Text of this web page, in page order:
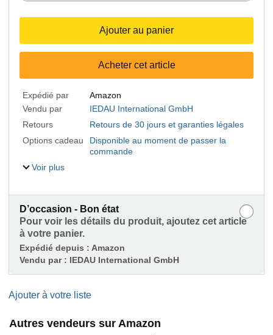
Ajouter au panier
Acheter cet article
Expédié par
Amazon
Vendu par
IEDAU International GmbH
Retours
Retours de 30 jours et garanties légales
Options cadeau
Disponible au moment de passer la
commande
Voir plus
D’occasion - Bon état
Pour voir les détails du produit, ajoutez cet article
à votre panier.
Expédié depuis : Amazon
Vendu par : IEDAU International GmbH
Ajouter à votre liste
Autres vendeurs sur Amazon